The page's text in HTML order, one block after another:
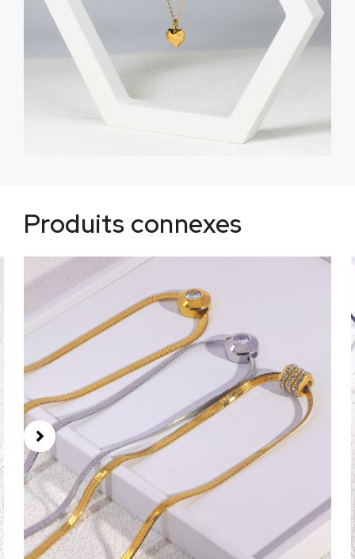
Produits connexes